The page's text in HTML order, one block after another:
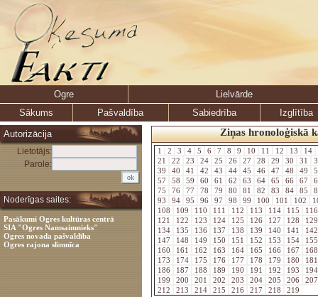
Ogre
Lielvārde
Sākums
Pašvaldība Sabiedrība
Izglītība
Autorizācija
Lietotājs:
Parole:
Noderīgas saites:
Pasākumi Ogres kultūras centrā
SIA "Ogres Namsaimnieks"
Ogres novada pašvaldība
Ogres rajona slimnīca
Ziņas hronoloģiskā
1 2 3 4 5 6 7 8 9 10 11 12 13 14
21
22 23 24 25 26 27 28 29 30 31
39
40 41 42 43 44 45 46 47 48 49
57
58 59 60 61 62 63 64 65 66 67
75
76 77 78 79 80 81 82 83 84 85
93
94 95 96 97 98 99 100 101 102
108
109 110 111 112 113 114 115
121
122 123 124 125 126 127 128
134
135 136 137 138 139 140 141
147
148 149 150 151 152 153 154
160
161 162 163 164 165 166 167
173
174 175 176 177 178 179 180
186
187 188 189 190 191 192 193
199
200 201 202 203 204 205 206
212
213 214 215 216 217 218 219